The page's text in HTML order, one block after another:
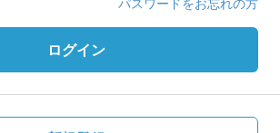
ログイン